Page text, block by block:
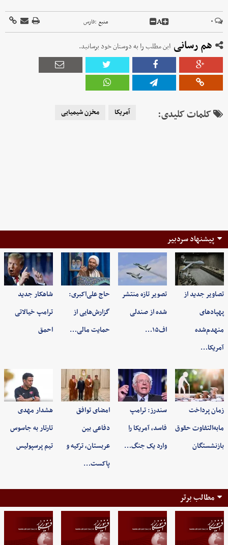
۰ A منبع :فارس
هم رسانی این مطلب را به دوستان خود برسانید.
کلمات کلیدی: آمریکا مخزن شیمیایی
پیشنهاد سردبیر
تصاویر جدید از
پهپادهای
منهدم‌شده
آمریکا…
تصویر تازه منتشر
شده از صندلی
اف۱۵…
حاج علی‌اکبری:
گزارش‌هایی از
حمایت مالی…
شاهکار جدید
ترامپ خیالاتی
احمق
زمان پرداخت
مابه‌التفاوت حقوق
بازنشستگان
سندرز: ترامپ
فاسد، آمریکا را
وارد یک جنگ…
امضای توافق
دفاعی بین
عربستان، ترکیه و
پاکست…
هشدار مهدی
تارتار به جاسوس
تیم پرسپولیس
مطالب برتر